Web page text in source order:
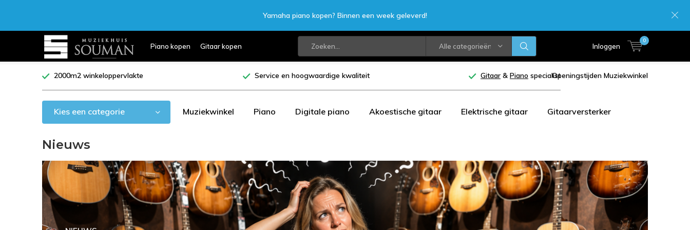
Piano kopen Gitaar kopen Alle categorieën Inloggen
0
Yamaha piano kopen? Binnen een week geleverd!
2000m2 winkeloppervlakte Service en hoogwaardige kwaliteit Gitaar & Piano specialistOpeningstijden Muziekwinkel
Kies een categorie Muziekwinkel Piano Digitale piano Akoestische gitaar Elektrische gitaar Gitaarversterker
Nieuws